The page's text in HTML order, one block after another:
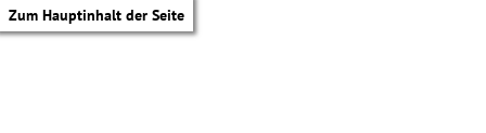
Zum Hauptinhalt der Seite